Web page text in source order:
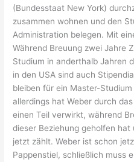
(Bundesstaat New York)
zusammen wohnen und den
Administration belegen. Mit
Während Breuung zwei Jahre
Studium in anderthalb Jahren
in den USA sind auch
bleiben für ein Master-
allerdings hat Weber durch
einen Teil verwirkt, während
dieser Beziehung geholfen
jetzt zählt. Weber ist schon
Pappenstiel, schließlich muss